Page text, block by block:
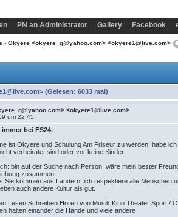
PN an Administrator Gallery Facebook
› Okyere <okyere_g@yahoo.com> <okyere1@live.com>
(Gelesen: 6033 mal)
<okyere1@live.com>
um 22:45
bei FS24.
ist Okyere und Schulung Am Friseur zu werden, habe
verheiratet sind oder vor keine Kinder.
bin auf der Suche nach Person, wäre mein bester
zusammen,
Sie kommen aus Ländern, ich respektiere alle Menschen
auch andere Kultur als gut.
Lesen Schreiben Hören von Musik Kino Theater Sport /
halten einander die Hände und viele andere